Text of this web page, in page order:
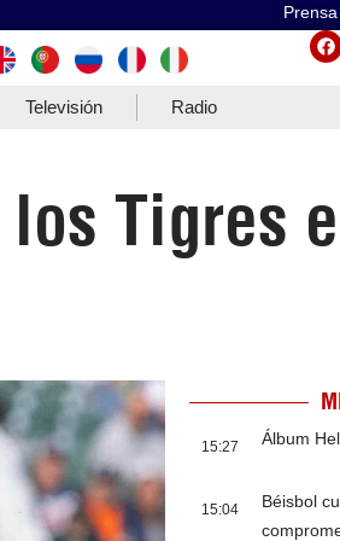
Televisión Radio
Tigres
15:27 Álbum
15:04
Béisbol